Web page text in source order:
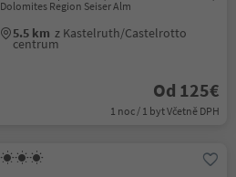
Dolomites Region Seiser Alm
5.5 km z Kastelruth/Castelrotto
centrum
Od 125€
1 noc / 1 byt Včetně DPH